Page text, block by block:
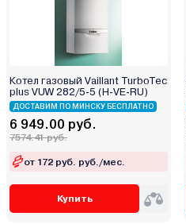
Котел газовый Vaillant TurboTec
plus VUW 282/5-5 (H-VE-RU)
ДОСТАВИМ ПО МИНСКУ БЕСПЛАТНО
6 949.00 руб.
7574.41 руб.
от 172 руб. руб./мес.
Купить